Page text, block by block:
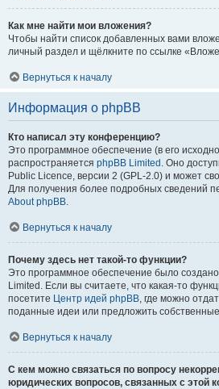
Как мне найти мои вложения?
Чтобы найти список добавленных вами
личный раздел и щёлкните по ссылке
Вернуться к началу
Информация о phpBB
Кто написал эту конференцию?
Это программное обеспечение (в его
распространяется phpBB Limited . Оно
Public Licence, версии 2 (GPL-2.0) и может
Для получения более подробных сведений
About phpBB.
Вернуться к началу
Почему здесь нет такой-то функции?
Это программное обеспечение было
Limited. Если вы считаете, что какая-то
посетите Центр идей phpBB, где можно
поданные идеи или предложить
Вернуться к началу
С кем можно связаться по вопросу
юридических вопросов, связанных с этой